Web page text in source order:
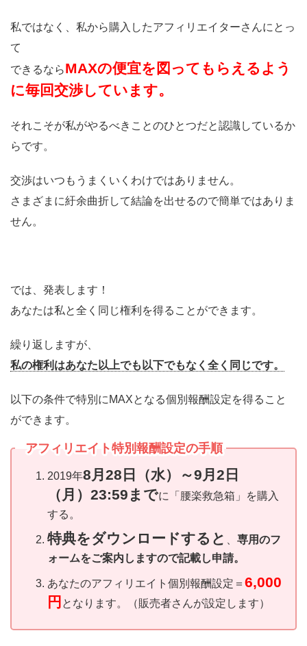
私ではなく、私から購入したアフィリエイターさんにとっ
て
できるならMAXの便宜を図ってもらえるよう
に毎回交渉しています。
それこそが私がやるべきことのひとつだと認識しているか
らです。
交渉はいつもうまくいくわけではありません。
さまざまに紆余曲折して結論を出せるので簡単ではありま
せん。
では、発表します！
あなたは私と全く同じ権利を得ることができます。
繰り返しますが、
私の権利はあなた以上でも以下でもなく全く同じです。
以下の条件で特別にMAXとなる個別報酬設定を得ること
ができます。
アフィリエイト特別報酬設定の手順
2019年8月28日（水）～9月2日
（月）23:59までに「腰楽救急箱」を購入
する。
特典をダウンロードすると
専用のフ
ォームをご案内しますので記載し申請。
あなたのアフィリエイト個別報酬設定＝ 6,000
円 となります。（販売者さんが設定します）